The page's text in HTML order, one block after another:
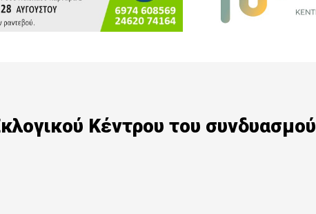
Κέντρου του συνδυασμού